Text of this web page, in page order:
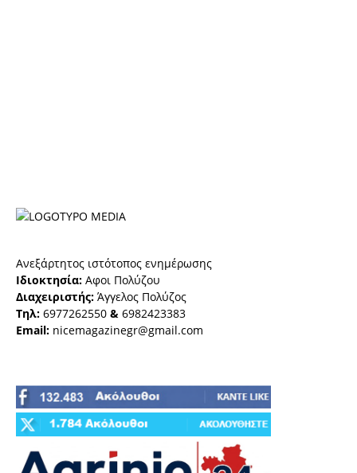
Ανεξάρτητος ιστότοπος ενημέρωσης
Ιδιοκτησία: Αφοι Πολύζου
Διαχειριστής: Άγγελος Πολύζος
Τηλ: 6977262550 & 6982423383
Email: nicemagazinegr@gmail.com